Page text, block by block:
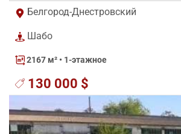
Белгород-Днестровский
Шабо
2167 м² • 1-этажное
130 000 $